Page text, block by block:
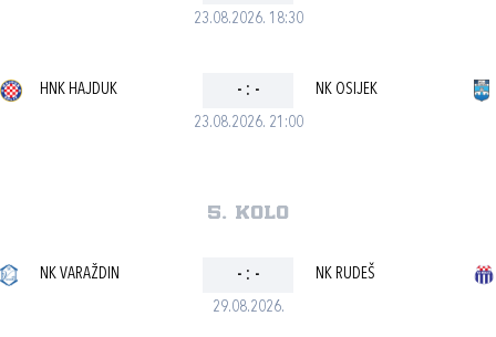
23.08.2026. 18:30
23.08.2026. 21:00
HNK HAJDUK - : - NK OSIJEK
5. kolo
29.08.2026.
NK VARAŽDIN - : - NK RUDEŠ